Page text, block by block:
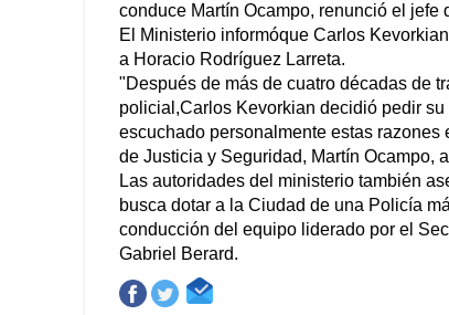
conduce Martín Ocampo, renunció el jefe
El Ministerio informóque Carlos
a Horacio Rodríguez Larreta.
"Después de más de cuatro décadas de
policial,Carlos Kevorkian decidió pedir
escuchado personalmente estas razones
de Justicia y Seguridad, Martín Ocampo,
Las autoridades del ministerio también
busca dotar a la Ciudad de una Policía
conducción del equipo liderado por el
Gabriel Berard.